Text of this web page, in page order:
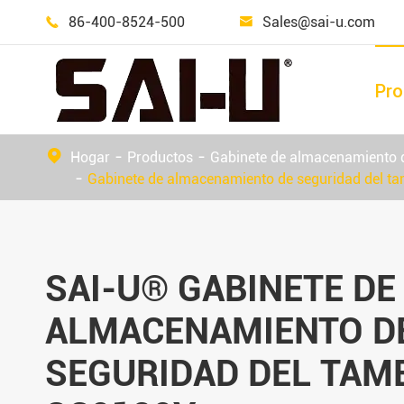
 86-400-8524-500  Sales@sai-u.com
Hogar Productos Gabinete de almacenamiento
Gabinete de almacenamiento de seguridad del
SAI-U® GABINETE DE
ALMACENAMIENTO
SEGURIDAD DEL